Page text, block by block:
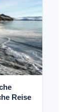
Reise